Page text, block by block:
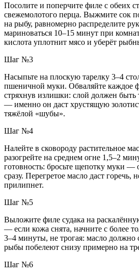
Посолите и поперчите филе с обеих
свежемолотого перца. Выжмите сок
на рыбу, равномерно распределите
мариноваться 10–15 минут при
кислота уплотнит мясо и уберёт
Шаг №3
Насыпьте на плоскую тарелку 3–4
пшеничной муки. Обваляйте каждое
стряхнув излишки: слой должен
— именно он даст хрустящую
тяжёлой «шубы».
Шаг №4
Налейте в сковороду растительное
разогрейте на среднем огне 1,5–2
готовность: бросьте щепотку муки —
сразу. Перегретое масло даст горечь,
прилипнет.
Шаг №5
Выложите филе судака на
— если кожа снята, начните с более
3–4 минуты, не трогая: масло должно
рыбы побелеют снизу примерно на
Шаг №6